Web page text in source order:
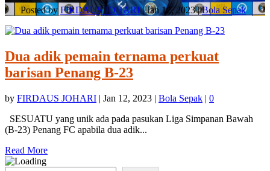
Posted by FIRDAUS JOHARI|Jan 12, 2023|Bola Sepak
Dua adik pemain ternama perkuat
barisan Penang B-23
by FIRDAUS JOHARI | Jan 12, 2023 | Bola Sepak | 0
SESUATU yang unik ada pada pasukan Liga Simpanan Bawah
(B-23) Penang FC apabila dua adik...
Read More